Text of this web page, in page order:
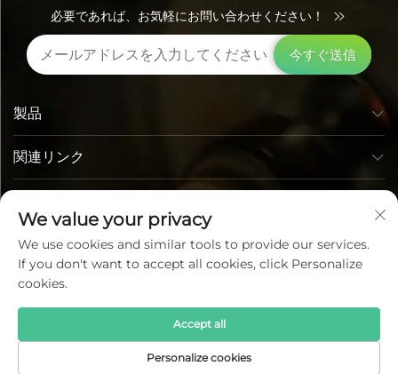
必要であれば、お気軽にお問い合わせください！
今すぐ送信
関連リンク
製品
Copyright © Lumi Photoelectric Technology Co., Ltd. All
プライバシーポリシー
We value your privacy
We use cookies and similar tools to provide our services.
If you don't want to accept all cookies, click Personalize
cookies.
Personalize cookies
Accept all